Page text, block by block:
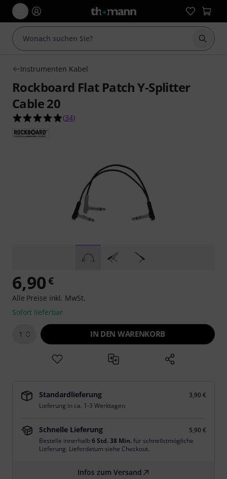
Suche
Instrumenten Kabel
Rockboard Flat Patch Y-Splitter
Cable 20
4.9 von 5 Sternen aus 34 Kundenbewertungen
(34)
6,90€
Alle Preise inkl. MwSt.
Sofort lieferbar
1 IN DEN WARENKORB
Standardlieferung
3,90 €
Lieferung in ca. 1-3 Werktagen
Schnelle Lieferung
5,90 €
Bestelle innerhalb6 Std. 38 Min.für schnellstmögliche
Lieferung. Lieferdatum siehe Checkout.
Infos zum Versand